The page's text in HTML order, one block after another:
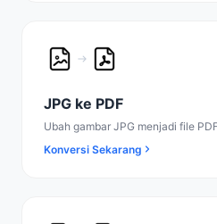
JPG ke PDF
Ubah gambar JPG menjadi file
Konversi Sekarang